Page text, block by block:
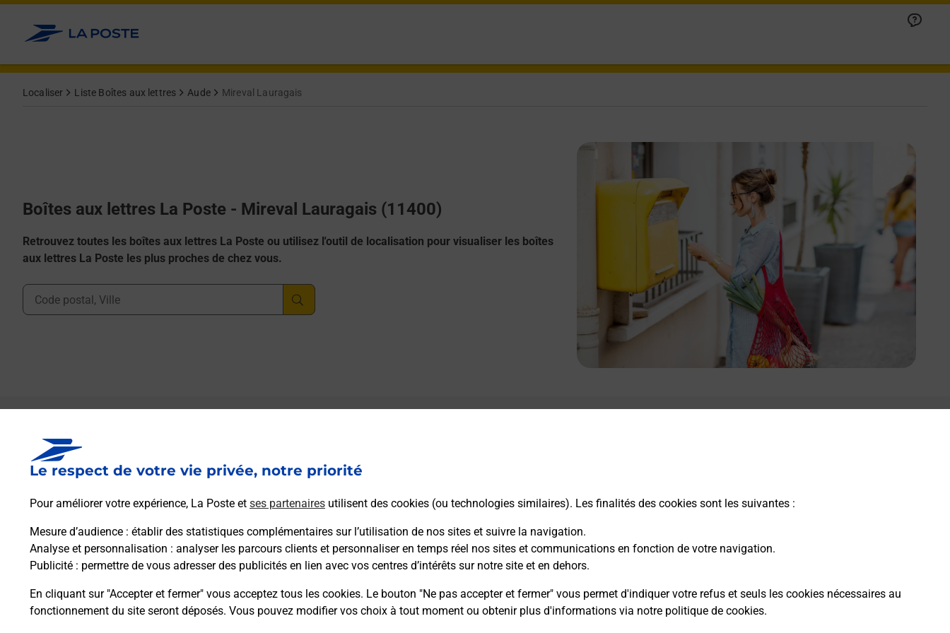
Le respect de votre vie privée, notre priorité
Pour améliorer votre expérience, La Poste et ses partenaires utilisent des cookies (ou technologies similaires). Les finalités des cookies sont les suivantes :
Mesure d’audience : établir des statistiques complémentaires sur l’utilisation de nos sites et suivre la navigation.
Analyse et personnalisation : analyser les parcours clients et personnaliser en temps réel nos sites et communications en fonction de votre navigation.
Publicité : permettre de vous adresser des publicités en lien avec vos centres d’intérêts sur notre site et en dehors.
En cliquant sur "Accepter et fermer" vous acceptez tous les cookies. Le bouton "Ne pas accepter et fermer" vous permet d'indiquer votre refus et seuls les cookies nécessaires au
fonctionnement du site seront déposés. Vous pouvez modifier vos choix à tout moment ou obtenir plus d'informations via notre politique de cookies.
Allez au contenu
Localiser Liste Boîtes aux lettres Aude Mireval Lauragais
Boîtes aux lettres La Poste - Mireval Lauragais (11400)
Retrouvez toutes les boîtes aux lettres La Poste ou utilisez l'outil de localisation pour visualiser les boîtes
aux lettres La Poste les plus proches de chez vous.
Ville, Département, Code Postal
Boîte aux Lettres La Poste
Prochaine collecte du courrier vendredià
11400 Mireval Lauragais
Itinéraire